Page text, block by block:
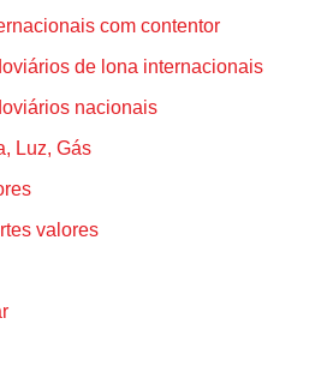
com contentor
de lona internacionais
nacionais
Luz, Gás
valores